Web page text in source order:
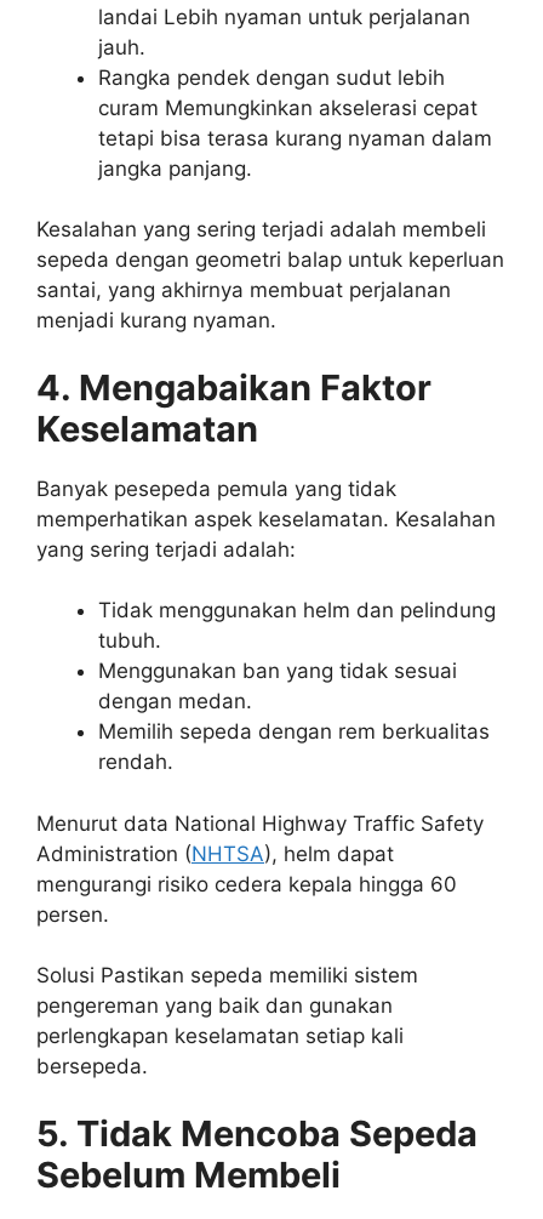
landai Lebih nyaman untuk perjalanan
jauh.
Rangka pendek dengan sudut lebih
curam Memungkinkan akselerasi cepat
tetapi bisa terasa kurang nyaman dalam
jangka panjang.
Kesalahan yang sering terjadi adalah membeli
sepeda dengan geometri balap untuk keperluan
santai, yang akhirnya membuat perjalanan
menjadi kurang nyaman.
4. Mengabaikan Faktor
Keselamatan
Banyak pesepeda pemula yang tidak
memperhatikan aspek keselamatan. Kesalahan
yang sering terjadi adalah:
Tidak menggunakan helm dan pelindung
tubuh.
Menggunakan ban yang tidak sesuai
dengan medan.
Memilih sepeda dengan rem berkualitas
rendah.
Menurut data National Highway Traffic Safety
Administration (NHTSA), helm dapat
mengurangi risiko cedera kepala hingga 60
persen.
Solusi Pastikan sepeda memiliki sistem
pengereman yang baik dan gunakan
perlengkapan keselamatan setiap kali
bersepeda.
5. Tidak Mencoba Sepeda
Sebelum Membeli